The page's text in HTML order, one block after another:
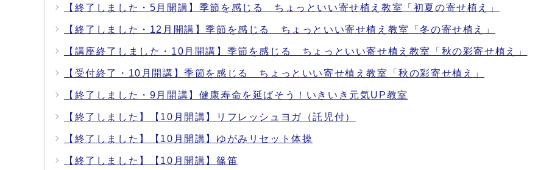
【終了しました・5月開講】季節を感じる ちょっといい寄せ植え教室「初夏の寄せ植え」
【終了しました・12月開講】季節を感じる ちょっといい寄せ植え教室「冬の寄せ植え」
【講座終了しました・10月開講】季節を感じる ちょっといい寄せ植え教室「秋の彩寄せ植え」
【受付終了・10月開講】季節を感じる ちょっといい寄せ植え教室「秋の彩寄せ植え」
【終了しました・9月開講】健康寿命を延ばそう！いきいき元気UP教室
【終了しました】【10月開講】リフレッシュヨガ（託児付）
【終了しました】【10月開講】ゆがみリセット体操
【終了しました】【10月開講】篠笛